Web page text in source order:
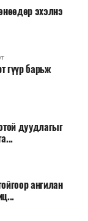
газар 33
гаргалаа.
гацсан
эхэлнэ
гүүр барьж
дуудлагыг
ангилан